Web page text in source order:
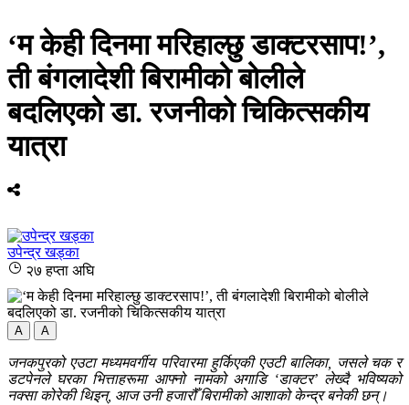
‘म केही दिनमा मरिहाल्छु डाक्टरसाप!’,
ती बंगलादेशी बिरामीको बोलीले
बदलिएको डा. रजनीको चिकित्सकीय
यात्रा
उपेन्द्र खड्का
२७ हप्ता अघि
A A
जनकपुरको एउटा मध्यमवर्गीय परिवारमा हुर्किएकी एउटी बालिका, जसले चक र
डटपेनले घरका भित्ताहरूमा आफ्नो नामको अगाडि ‘डाक्टर’ लेख्दै भविष्यको
नक्सा कोरेकी थिइन्, आज उनी हजारौँ बिरामीको आशाको केन्द्र बनेकी छन्।